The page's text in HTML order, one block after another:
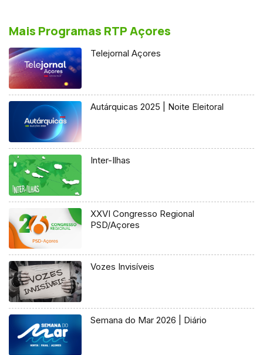
Mais Programas RTP Açores
Telejornal Açores
Autárquicas 2025 | Noite Eleitoral
Inter-Ilhas
XXVI Congresso Regional
PSD/Açores
Vozes Invisíveis
Semana do Mar 2026 | Diário